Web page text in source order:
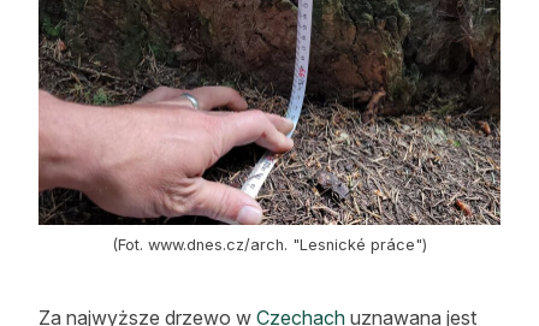
Auto do lasu
Dla drwala
Leśnik na zakupach
Z zagranicy
Edukacja(Fot. www.dnes.cz/arch. "Lesnické práce")
Za najwyższe drzewo w Czechach uznawana jest